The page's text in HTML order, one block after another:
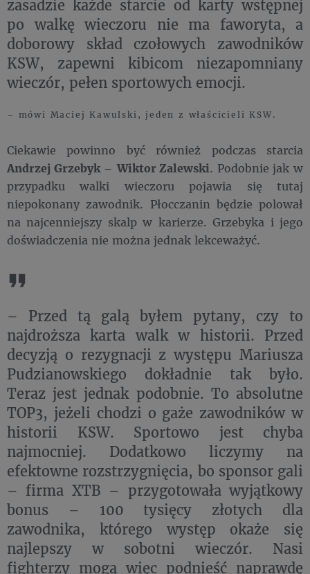
zasadzie każde starcie od karty wstępnej
po walkę wieczoru nie ma faworyta, a
doborowy skład czołowych zawodników
KSW, zapewni kibicom niezapomniany
wieczór, pełen sportowych emocji.
– mówi Maciej Kawulski, jeden z właścicieli KSW.
Ciekawie powinno być również podczas starcia
Andrzej Grzebyk–Wiktor Zalewski. Podobnie jak w
przypadku walki wieczoru pojawia się tutaj
niepokonany zawodnik. Płocczanin będzie polował
na najcenniejszy skalp w karierze. Grzebyka i jego
doświadczenia nie można jednak lekceważyć.
– Przed tą galą byłem pytany, czy to
najdroższa karta walk w historii. Przed
decyzją o rezygnacji z występu Mariusza
Pudzianowskiego dokładnie tak było.
Teraz jest jednak podobnie. To absolutne
TOP3, jeżeli chodzi o gaże zawodników w
historii KSW. Sportowo jest chyba
najmocniej. Dodatkowo liczymy na
efektowne rozstrzygnięcia, bo sponsor gali
– firma XTB – przygotowała wyjątkowy
bonus – 100 tysięcy złotych dla
zawodnika, którego występ okaże się
najlepszy w sobotni wieczór. Nasi
fighterzy mogą więc podnieść naprawdę